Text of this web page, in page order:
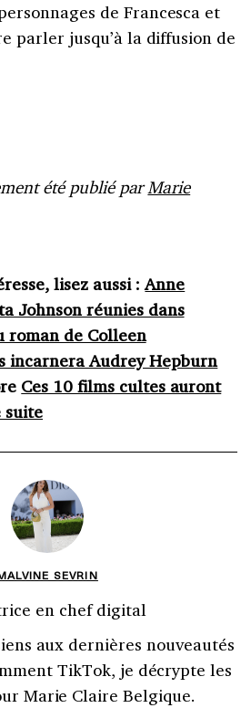
de Francesca et
parler jusqu’à la diffusion de
été publié parMarie
lisez aussi :Anne
Johnson réunies dans
roman de Colleen
incarnera Audrey Hepburn
Ces 10 films cultes auront
suite
SEVRIN
en chef digital
aux dernières nouveautés
TikTok, je décrypte les
Marie Claire Belgique.